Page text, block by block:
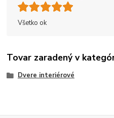
Všetko ok
Tovar zaradený v
Dvere interiérové